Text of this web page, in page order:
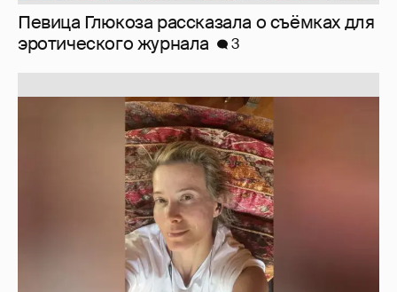
Певица Глюкоза рассказала о съёмках для
эротического журнала
3